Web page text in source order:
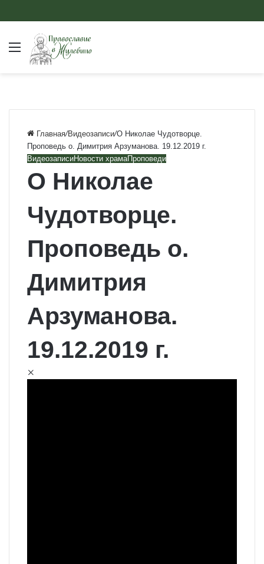
Главная/Видеозаписи/О Николае Чудотворце.
Проповедь о. Димитрия Арзуманова. 19.12.2019 г.
ВидеозаписиНовости храмаПроповеди
О Николае
Чудотворце.
Проповедь о.
Димитрия
Арзуманова.
19.12.2019 г.